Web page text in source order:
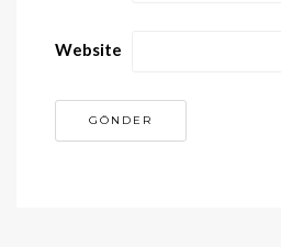
Website